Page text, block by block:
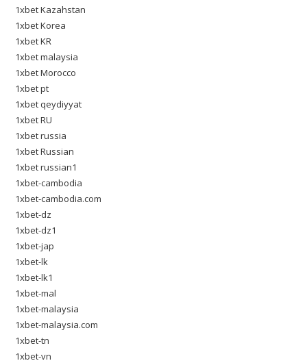
1xbet Kazahstan
1xbet Korea
1xbet KR
1xbet malaysia
1xbet Morocco
1xbet pt
1xbet qeydiyyat
1xbet RU
1xbet russia
1xbet Russian
1xbet russian1
1xbet-cambodia
1xbet-cambodia.com
1xbet-dz
1xbet-dz1
1xbet-jap
1xbet-lk
1xbet-lk1
1xbet-mal
1xbet-malaysia
1xbet-malaysia.com
1xbet-tn
1xbet-vn